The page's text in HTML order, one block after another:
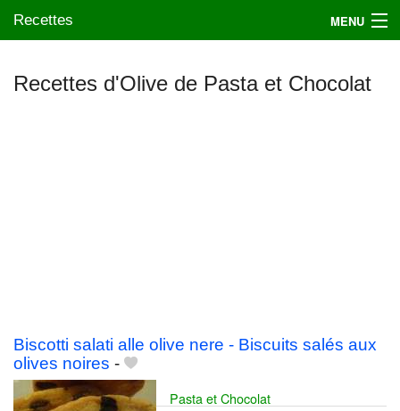
Recettes MENU
Recettes d'Olive de Pasta et Chocolat
Biscotti salati alle olive nere - Biscuits salés aux
olives noires -
Pasta et Chocolat